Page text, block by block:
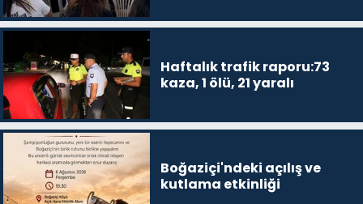
Haftalık trafik raporu:73
kaza, 1 ölü, 21 yaralı
Boğaziçi'ndeki açılış ve
kutlama etkinliği